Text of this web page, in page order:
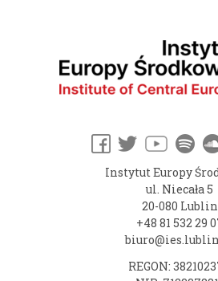
Instytut Europy
ul. Niecała 5
20-080 Lublin
+48 81 532 29
REGON: